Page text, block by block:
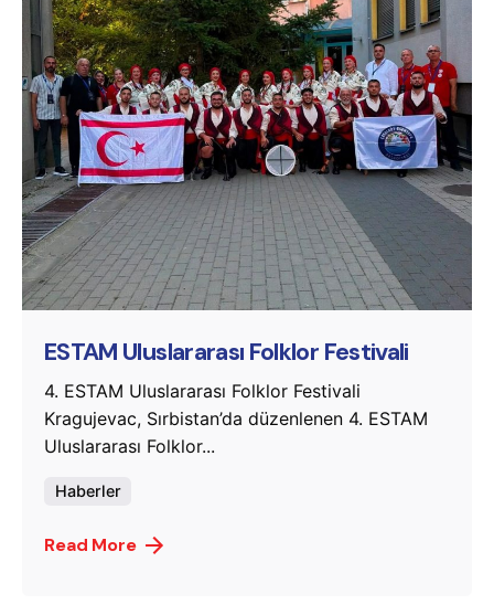
Posted by
murat.sozuak
ESTAM Uluslararası Folklor Festivali
4. ESTAM Uluslararası Folklor Festivali
Kragujevac, Sırbistan’da düzenlenen 4. ESTAM
Uluslararası Folklor...
Haberler
Read More